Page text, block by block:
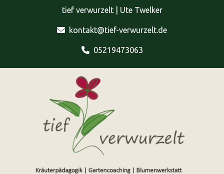
tief verwurzelt | Ute Twelker
kontakt@tief-verwurzelt.de
05219473063